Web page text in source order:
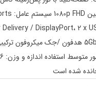
شده است